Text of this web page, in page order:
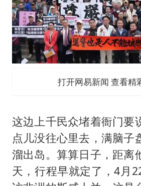
打开网易新闻 查看精
这边上千民众堵着衙门要
点儿没往心里去，满脑子
溜出岛。算算日子，距离
天，行程早就定了，4月